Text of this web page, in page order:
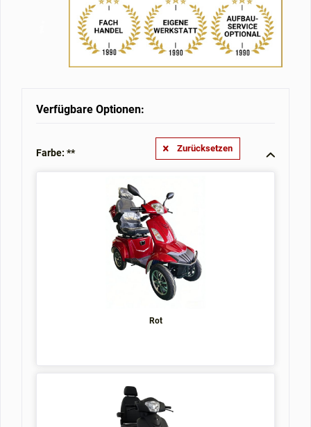
Verfügbare Optionen:
Farbe: **
Rot
Zurücksetzen